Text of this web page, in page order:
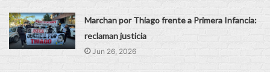
Marchan por Thiago frente a Primera Infancia:
reclaman justicia
Jun 26, 2026